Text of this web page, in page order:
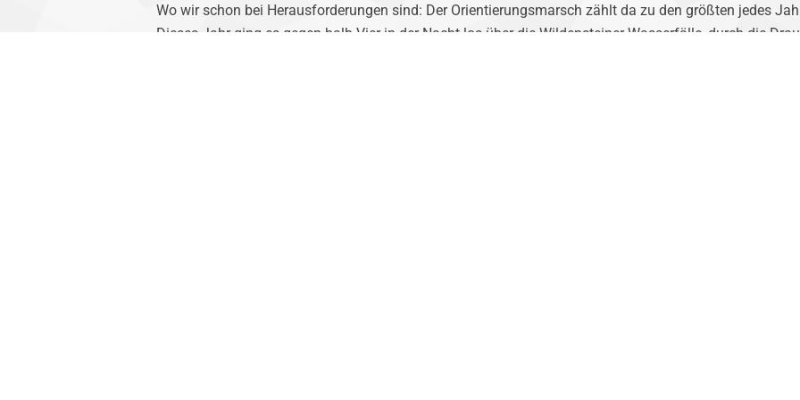
Wo wir schon bei Herausforderungen sind: Der Orientierungsmarsch zählt da zu den größten jedes
Dieses Jahr ging es gegen halb Vier in der Nacht los über die Wildensteiner Wasserfälle, durch die Drau